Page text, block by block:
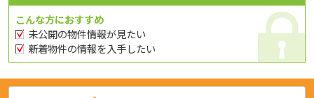
こんな方におすすめ
未公開の物件情報が見たい
新着物件の情報を入手したい